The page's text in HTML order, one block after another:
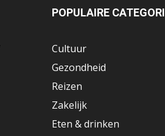
POPULAIRE
Cultuur
Gezondheid
Reizen
Zakelijk
Eten & drinken